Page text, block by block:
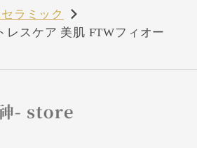
ラミック
レスケア 美肌 FTWフィオー